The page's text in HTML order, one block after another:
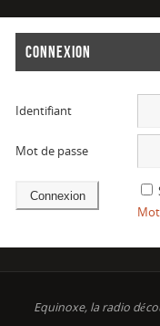
CONNEXION
Identifiant
Mot de passe
Equinoxe, la radio